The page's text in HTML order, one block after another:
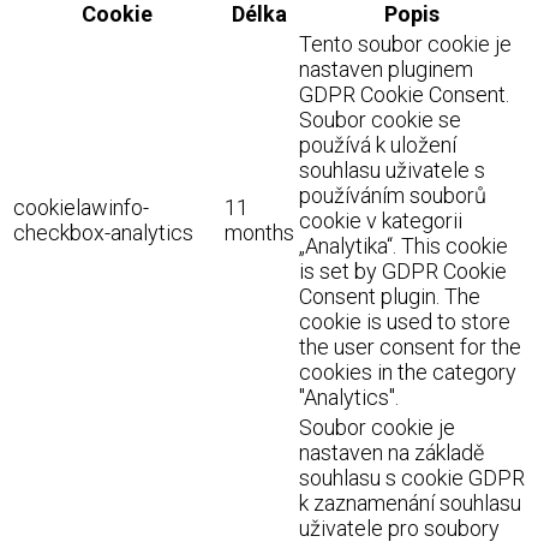
Cookie
Délka Popis
cookielawinfo-
checkbox-analytics
11
months
Tento soubor cookie je
nastaven pluginem
GDPR Cookie Consent.
Soubor cookie se
používá k uložení
souhlasu uživatele s
používáním souborů
cookie v kategorii
„Analytika“. This cookie
is set by GDPR Cookie
Consent plugin. The
cookie is used to store
the user consent for the
cookies in the category
"Analytics".
Soubor cookie je
nastaven na základě
souhlasu s cookie GDPR
k zaznamenání souhlasu
uživatele pro soubory